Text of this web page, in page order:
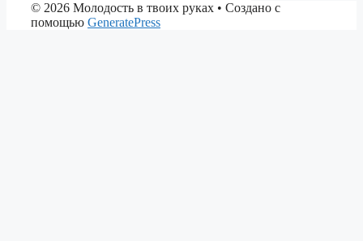
© 2026 Молодость в твоих руках • Создано с
помощью GeneratePress